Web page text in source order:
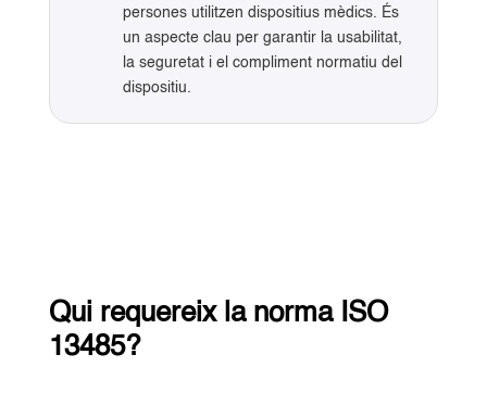
persones utilitzen dispositius mèdics. És
un aspecte clau per garantir la usabilitat,
la seguretat i el compliment normatiu del
dispositiu.
Qui requereix la norma ISO
13485?